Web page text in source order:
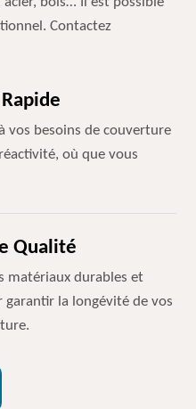
Contactez
vos besoins de couverture
où que vous
Qualité
matériaux durables et
la longévité de vos